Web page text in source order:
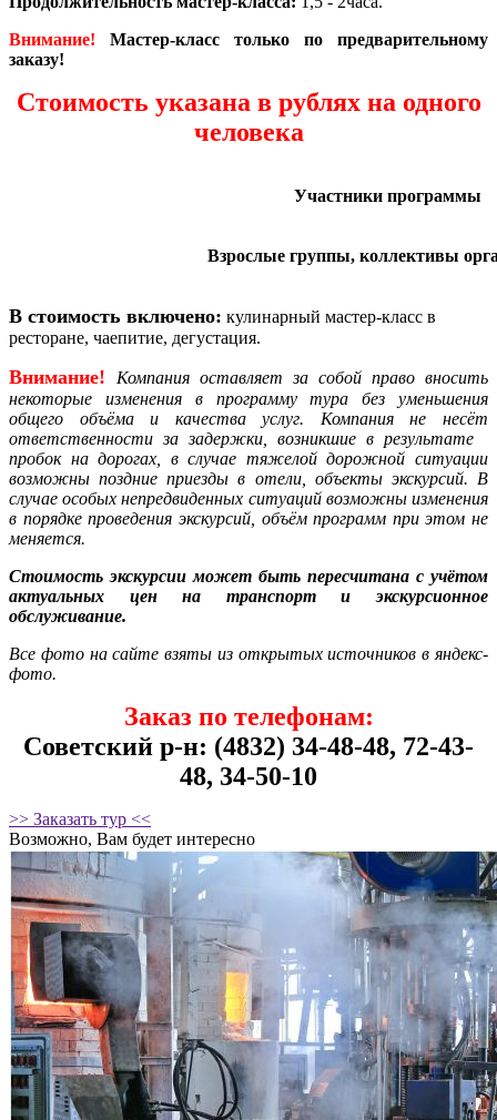
Внимание! Мастер-класс только по предварительному
заказу!
Стоимость указана в рублях на одного
человека
Участники программы
Взрослые группы, коллективы
В стоимость включено: кулинарный мастер-класс в
ресторане, чаепитие, дегустация.
Внимание! Компания оставляет за собой право вносить
некоторые изменения в программу тура без уменьшения
общего объёма и качества услуг. Компания не несёт
ответственности за задержки, возникшие в результате
пробок на дорогах, в случае тяжелой дорожной ситуации
возможны поздние приезды в отели, объекты экскурсий. В
случае особых непредвиденных ситуаций возможны изменения
в порядке проведения экскурсий, объём программ при этом не
меняется.
Стоимость экскурсии может быть пересчитана с учётом
актуальных цен на транспорт и экскурсионное
обслуживание.
Все фото на сайте взяты из открытых источников в яндекс-
фото.
Заказ по телефонам:
Советский р-н: (4832) 34-48-48, 72-43-
48, 34-50-10
>> Заказать тур <<
Возможно, Вам будет интересно